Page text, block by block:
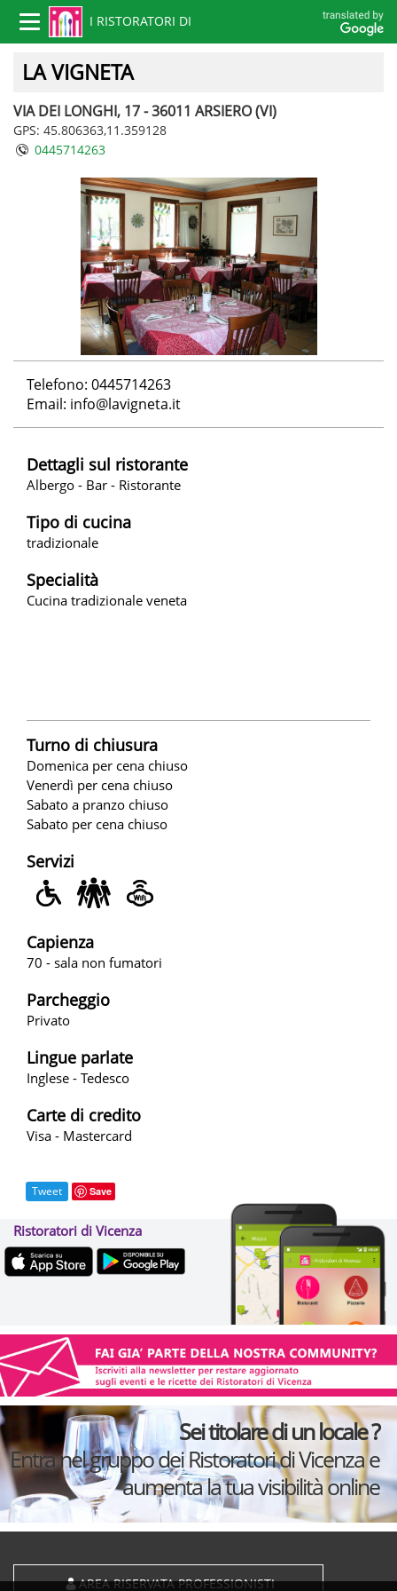
I RISTORATORI DI
VICENZA
Toggle
navigation
LA VIGNETA
VIA DEI LONGHI, 17 - 36011 ARSIERO (VI)
GPS: 45.806363,11.359128
0445714263
Telefono: 0445714263
Email: info@lavigneta.it
Dettagli sul ristorante
Albergo - Bar - Ristorante
Tipo di cucina
tradizionale
Specialità
Cucina tradizionale veneta
Turno di chiusura
Domenica per cena chiuso
Venerdì per cena chiuso
Sabato a pranzo chiuso
Sabato per cena chiuso
Servizi
Capienza
70 - sala non fumatori
Parcheggio
Privato
Lingue parlate
Inglese - Tedesco
Carte di credito
Visa - Mastercard
Tweet Save
Ristoratori di Vicenza
Sei titolare di un locale ?
Entra nel gruppo dei Ristoratori di Vicenza e
aumenta la tua visibilità online
AREA RISERVATA PROFESSIONISTI